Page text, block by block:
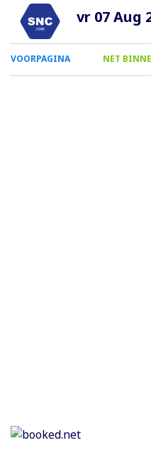
vr 07 Aug
0
Smartphone
VOORPAGINA NET